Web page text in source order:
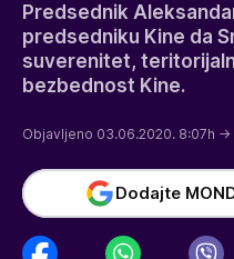
Predsednik
predsedniku Kine da
suverenitet,
bezbednost Kine.
Objavljeno 03.06.2020. 8:07h →
Dodajte